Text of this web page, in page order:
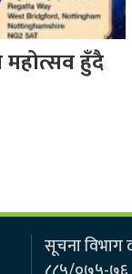
हुँदै
सूचना विभाग